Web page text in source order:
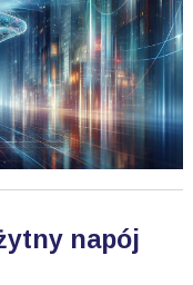
napój